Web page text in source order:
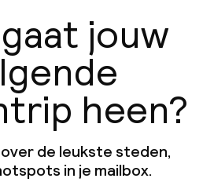
jouw
heen?
de leukste steden,
in je mailbox.